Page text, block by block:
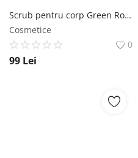
Scrub pentru corp Green Rose SABON
Cosmetice
0
99 Lei